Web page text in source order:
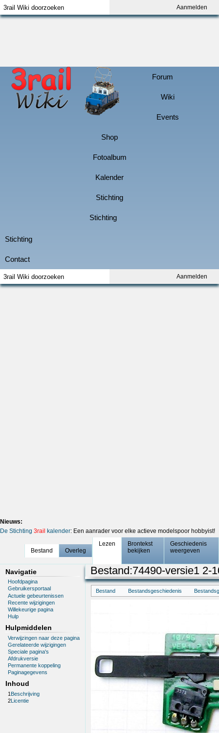
Aanmelden
Aanmelden
Nieuws:
De Stichting 3rail kalender: Een aanrader voor elke actieve modelspoor hobbyist!
Bestand Overleg
Lezen
Brontekst
bekijken
Geschiedenis
weergeven
Navigatie
Hoofdpagina
Gebruikersportaal
Actuele gebeurtenissen
Recente wijzigingen
Willekeurige pagina
Hulp
Hulpmiddelen
Verwijzingen naar deze pagina
Gerelateerde wijzigingen
Speciale pagina's
Afdrukversie
Permanente koppeling
Paginagegevens
Inhoud
1 Beschrijving
2Licentie
Bestand:74490-versie1 2-
Bestand Bestandsgeschiedenis